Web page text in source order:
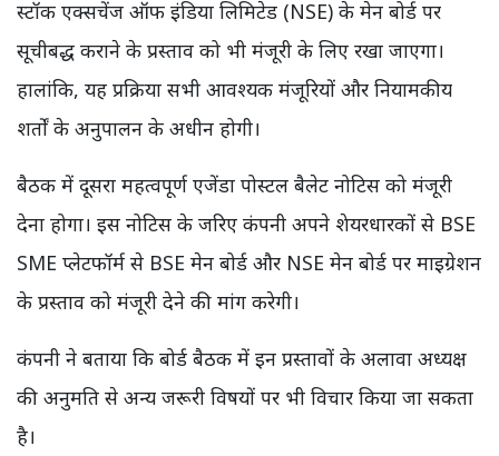
स्टॉक एक्सचेंज ऑफ इंडिया लिमिटेड (NSE) के मेन बोर्ड पर
सूचीबद्ध कराने के प्रस्ताव को भी मंजूरी के लिए रखा जाएगा।
हालांकि, यह प्रक्रिया सभी आवश्यक मंजूरियों और नियामकीय
शर्तों के अनुपालन के अधीन होगी।
बैठक में दूसरा महत्वपूर्ण एजेंडा पोस्टल बैलेट नोटिस को मंजूरी
देना होगा। इस नोटिस के जरिए कंपनी अपने शेयरधारकों से BSE
SME प्लेटफॉर्म से BSE मेन बोर्ड और NSE मेन बोर्ड पर माइग्रेशन
के प्रस्ताव को मंजूरी देने की मांग करेगी।
कंपनी ने बताया कि बोर्ड बैठक में इन प्रस्तावों के अलावा अध्यक्ष
की अनुमति से अन्य जरूरी विषयों पर भी विचार किया जा सकता
है।